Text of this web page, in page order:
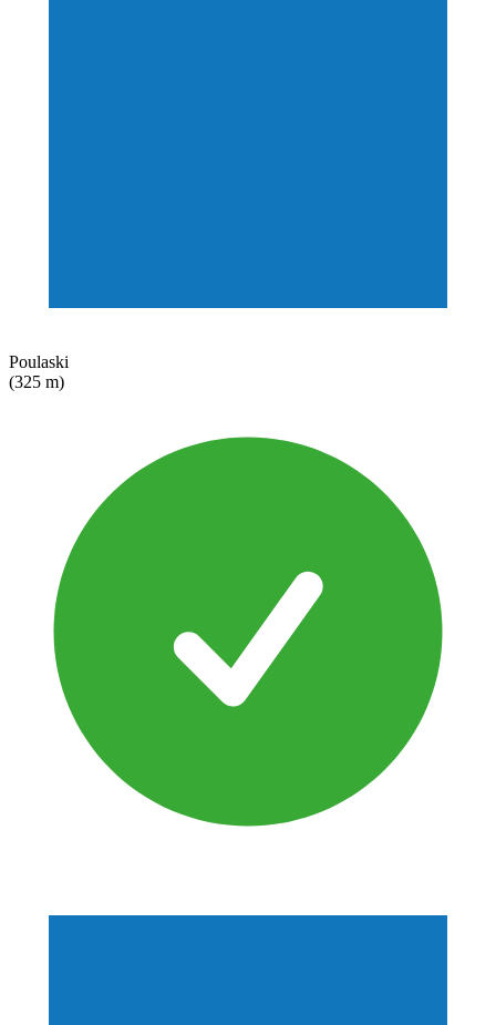
Poulaski
(325 m)